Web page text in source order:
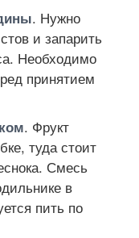
. Нужно
и запарить
Необходимо
принятием
. Фрукт
туда стоит
Смесь
в
пить по